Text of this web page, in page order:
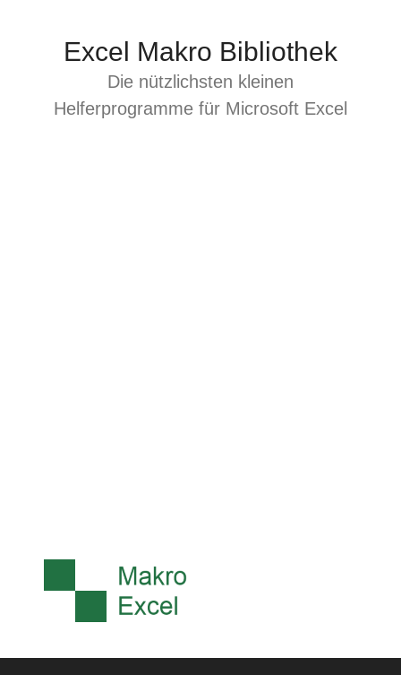
Excel Makro Bibliothek
Die nützlichsten kleinen
Helferprogramme für Microsoft Excel